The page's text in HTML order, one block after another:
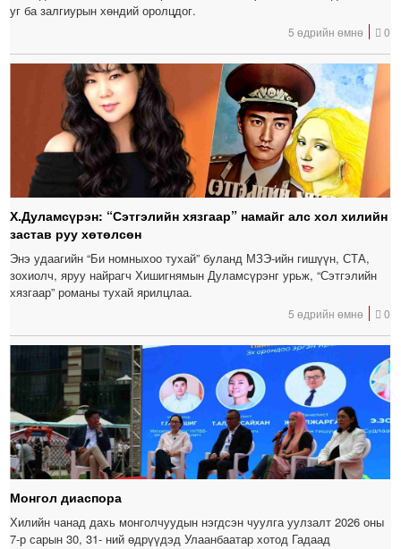
уг ба залгиурын хөндий оролцдог.
5 өдрийн өмнө 0
Х.Дуламсүрэн: “Сэтгэлийн хязгаар” намайг алс хол хилийн
застав руу хөтөлсөн
Энэ удаагийн “Би номныхоо тухай” буланд МЗЭ-ийн гишүүн, СТА,
зохиолч, яруу найрагч Хишигнямын Дуламсүрэнг урьж, “Сэтгэлийн
хязгаар” романы тухай ярилцлаа.
5 өдрийн өмнө 0
Монгол диаспора
Хилийн чанад дахь монголчуудын нэгдсэн чуулга уулзалт 2026 оны
7-р сарын 30, 31- ний өдрүүдэд Улаанбаатар хотод Гадаад